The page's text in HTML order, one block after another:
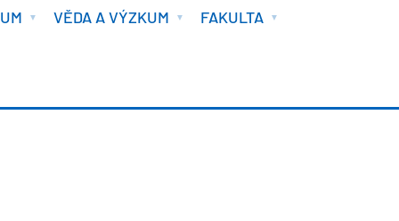
VĚDA A VÝZKUM FAKULTA